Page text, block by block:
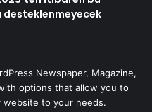
Newspaper, Magazine,
options that allow you to
website to your needs.